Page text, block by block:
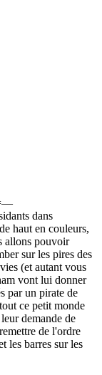
dans
haut en couleurs,
allons pouvoir
sur les pires des
(et autant vous
vont lui donner
par un pirate de
ce petit monde
demande de
de l'ordre
les barres sur les